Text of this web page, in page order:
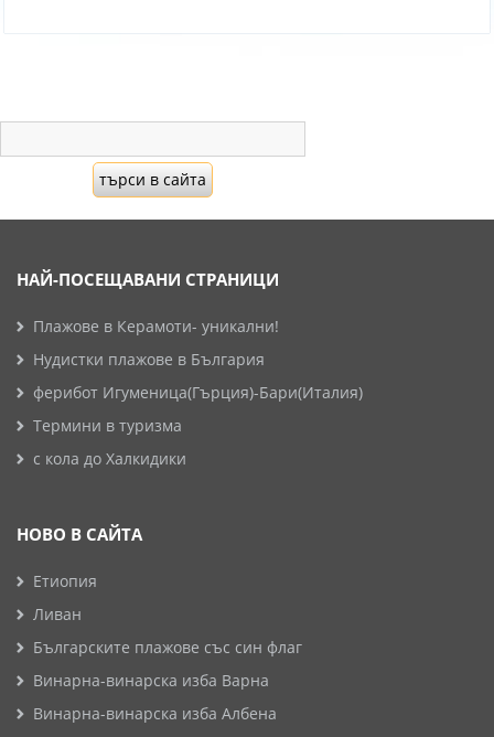
НАЙ-ПОСЕЩАВАНИ СТРАНИЦИ
Плажове в Керамоти- уникални!
Нудистки плажове в България
ферибот Игуменица(Гърция)-Бари(Италия)
Термини в туризма
с кола до Халкидики
НОВО В САЙТА
Етиопия
Ливан
Българските плажове със син флаг
Винарна-винарска изба Варна
Винарна-винарска изба Албена